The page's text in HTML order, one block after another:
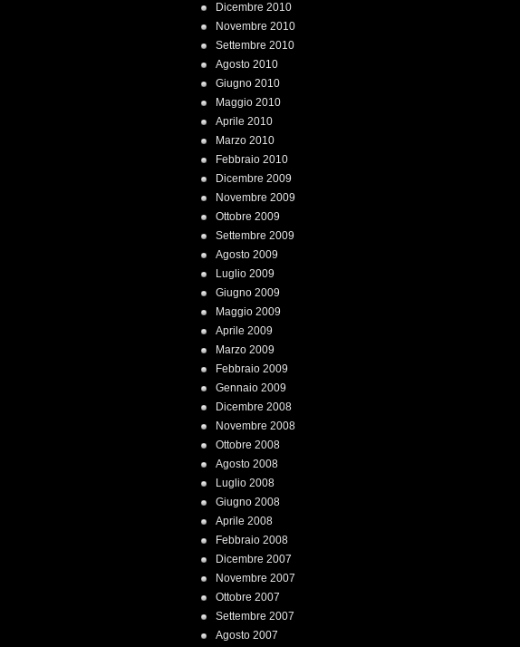
Dicembre 2010
Novembre 2010
Settembre 2010
Agosto 2010
Giugno 2010
Maggio 2010
Aprile 2010
Marzo 2010
Febbraio 2010
Dicembre 2009
Novembre 2009
Ottobre 2009
Settembre 2009
Agosto 2009
Luglio 2009
Giugno 2009
Maggio 2009
Aprile 2009
Marzo 2009
Febbraio 2009
Gennaio 2009
Dicembre 2008
Novembre 2008
Ottobre 2008
Agosto 2008
Luglio 2008
Giugno 2008
Aprile 2008
Febbraio 2008
Dicembre 2007
Novembre 2007
Ottobre 2007
Settembre 2007
Agosto 2007